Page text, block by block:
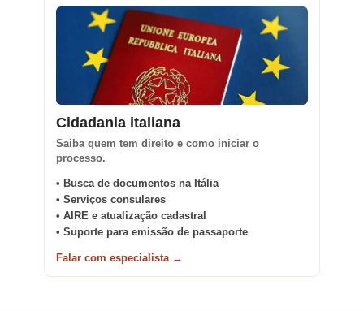
Cidadania italiana
Saiba quem tem direito e como iniciar o
processo.
• Busca de documentos na Itália
• Serviços consulares
• AIRE e atualização cadastral
• Suporte para emissão de passaporte
Falar com especialista →